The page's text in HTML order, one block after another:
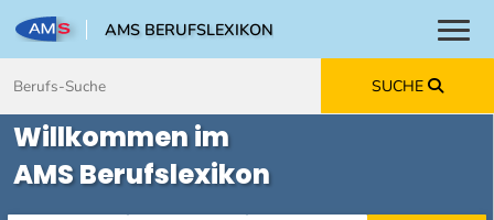
AMS BERUFSLEXIKON
SUCHE
Willkommen im
AMS Berufslexikon